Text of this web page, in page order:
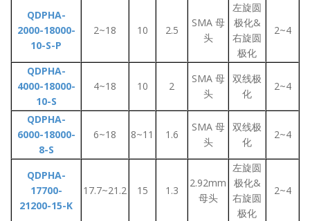
QDPHA-
2000-18000-
10-S-P
2~18 10 2.5
SMA 母
头
左旋圆
极化&
右旋圆
极化
2~4
QDPHA-
4000-18000-
10-S
4~18 10 2
SMA 母
头
双线极
化
2~4
QDPHA-
6000-18000-
8-S
6~18 8~11 1.6
SMA 母
头
双线极
化
2~4
QDPHA-
17700-
21200-15-K
17.7~21.2 15 1.3
2.92mm
母头
左旋圆
极化&
右旋圆
极化
2~4